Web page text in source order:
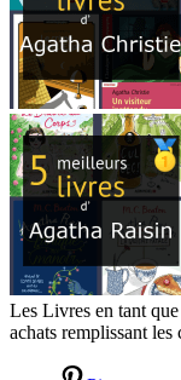
Les Livres en tant
achats remplissant les